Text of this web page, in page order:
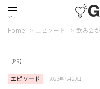
Home エピソード 飲み会
【PR】
エピソード 2023年7月29日